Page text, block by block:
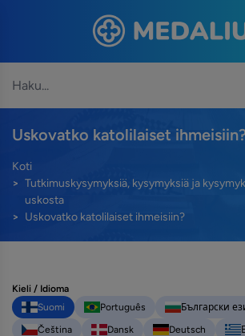
Uskovatko katolilaiset
Koti
Tutkimuskysymyksiä, kysymyksiä ja
uskosta
Uskovatko katolilaiset ihmeisiin?
Kieli / Idioma
Suomi
Português Български
Čeština
Dansk Deutsch